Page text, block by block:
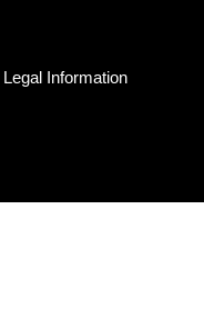
Legal Information